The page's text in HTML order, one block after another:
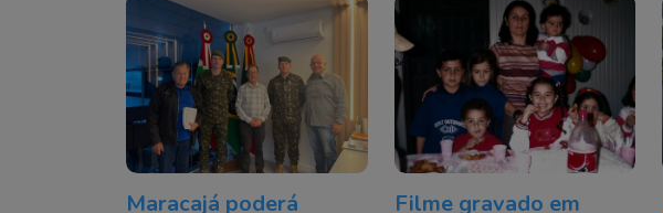
Maracajá poderá
Filme gravado em